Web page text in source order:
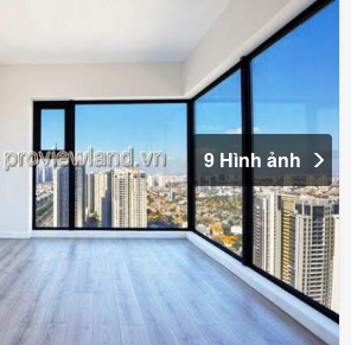
9 Hình ảnh